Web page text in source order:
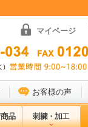
マイページ
お客様の声